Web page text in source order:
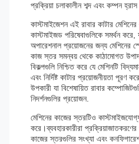
প্রক্রিয়া চলাকালীন শব্দ এবং কম্পন
কাস্টমাইজেশন এই রাবার কাটার
কাস্টমাইজড পরিষেবাগুলিকে সমর্থন করে,
অপারেশনাল প্রয়োজনের জন্য মেশিনের
কাজ স্তর সমন্বয় থেকে কাঠামোগত
বিকল্পগুলি নিশ্চিত করে যে মেশিনটি
এবং নির্দিষ্ট কাটার প্রয়োজনীয়তা পূরণ
উপকারী যা বিশেষায়িত রাবার
নিদর্শনগুলির প্রয়োজন.
মেশিনের কাজের স্তরটিও
করে।ব্যবহারকারীরা
কাজের স্তরগুলির সংখ্যা এবং